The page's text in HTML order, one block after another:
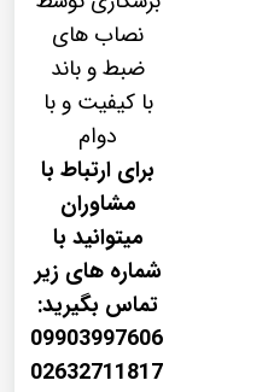
نصاب های
ضبط و باند
با کیفیت و با
دوام
برای ارتباط با
مشاوران
میتوانید با
شماره های زیر
تماس بگیرید:
09903997606
02632711817